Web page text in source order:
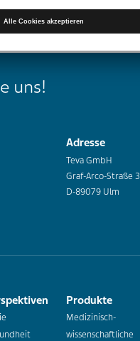
uns!
Adresse
Teva GmbH
Graf-Arco-Straße 3
D-89079 Ulm
Produkte
Medizinisch-
wissenschaftliche